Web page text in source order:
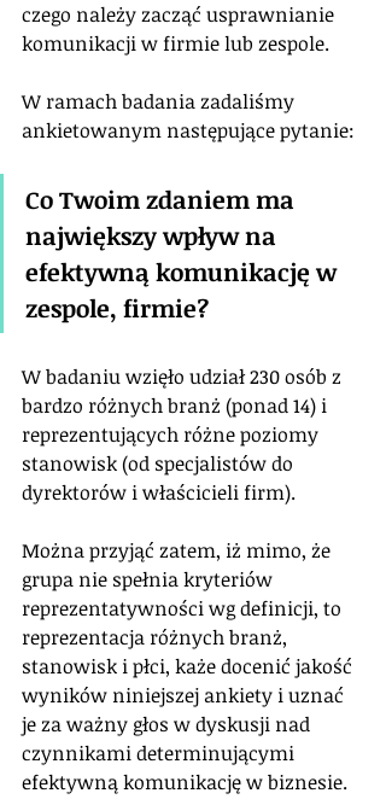
czego należy zacząć usprawnianie
komunikacji w firmie lub zespole.
W ramach badania zadaliśmy
ankietowanym następujące pytanie:
Co Twoim zdaniem ma
największy wpływ na
efektywną komunikację w
zespole, firmie?
W badaniu wzięło udział 230 osób z
bardzo różnych branż (ponad 14) i
reprezentujących różne poziomy
stanowisk (od specjalistów do
dyrektorów i właścicieli firm).
Można przyjąć zatem, iż mimo, że
grupa nie spełnia kryteriów
reprezentatywności wg definicji, to
reprezentacja różnych branż,
stanowisk i płci, każe docenić jakość
wyników niniejszej ankiety i uznać
je za ważny głos w dyskusji nad
czynnikami determinującymi
efektywną komunikację w biznesie.